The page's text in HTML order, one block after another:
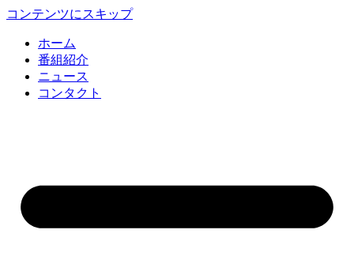
コンテンツにスキップ
ホーム
番組紹介
ニュース
コンタクト